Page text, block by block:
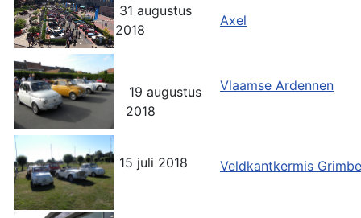
31 augustus
2018
Axel
19 augustus
2018
Vlaamse Ardennen
15 juli 2018 Veldkantkermis